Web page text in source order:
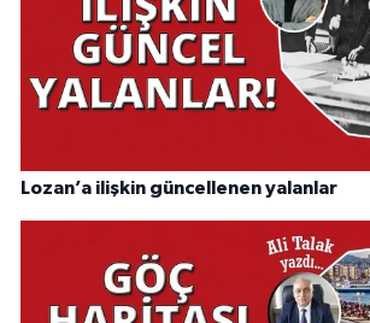
Lozan’a ilişkin güncellenen yalanlar